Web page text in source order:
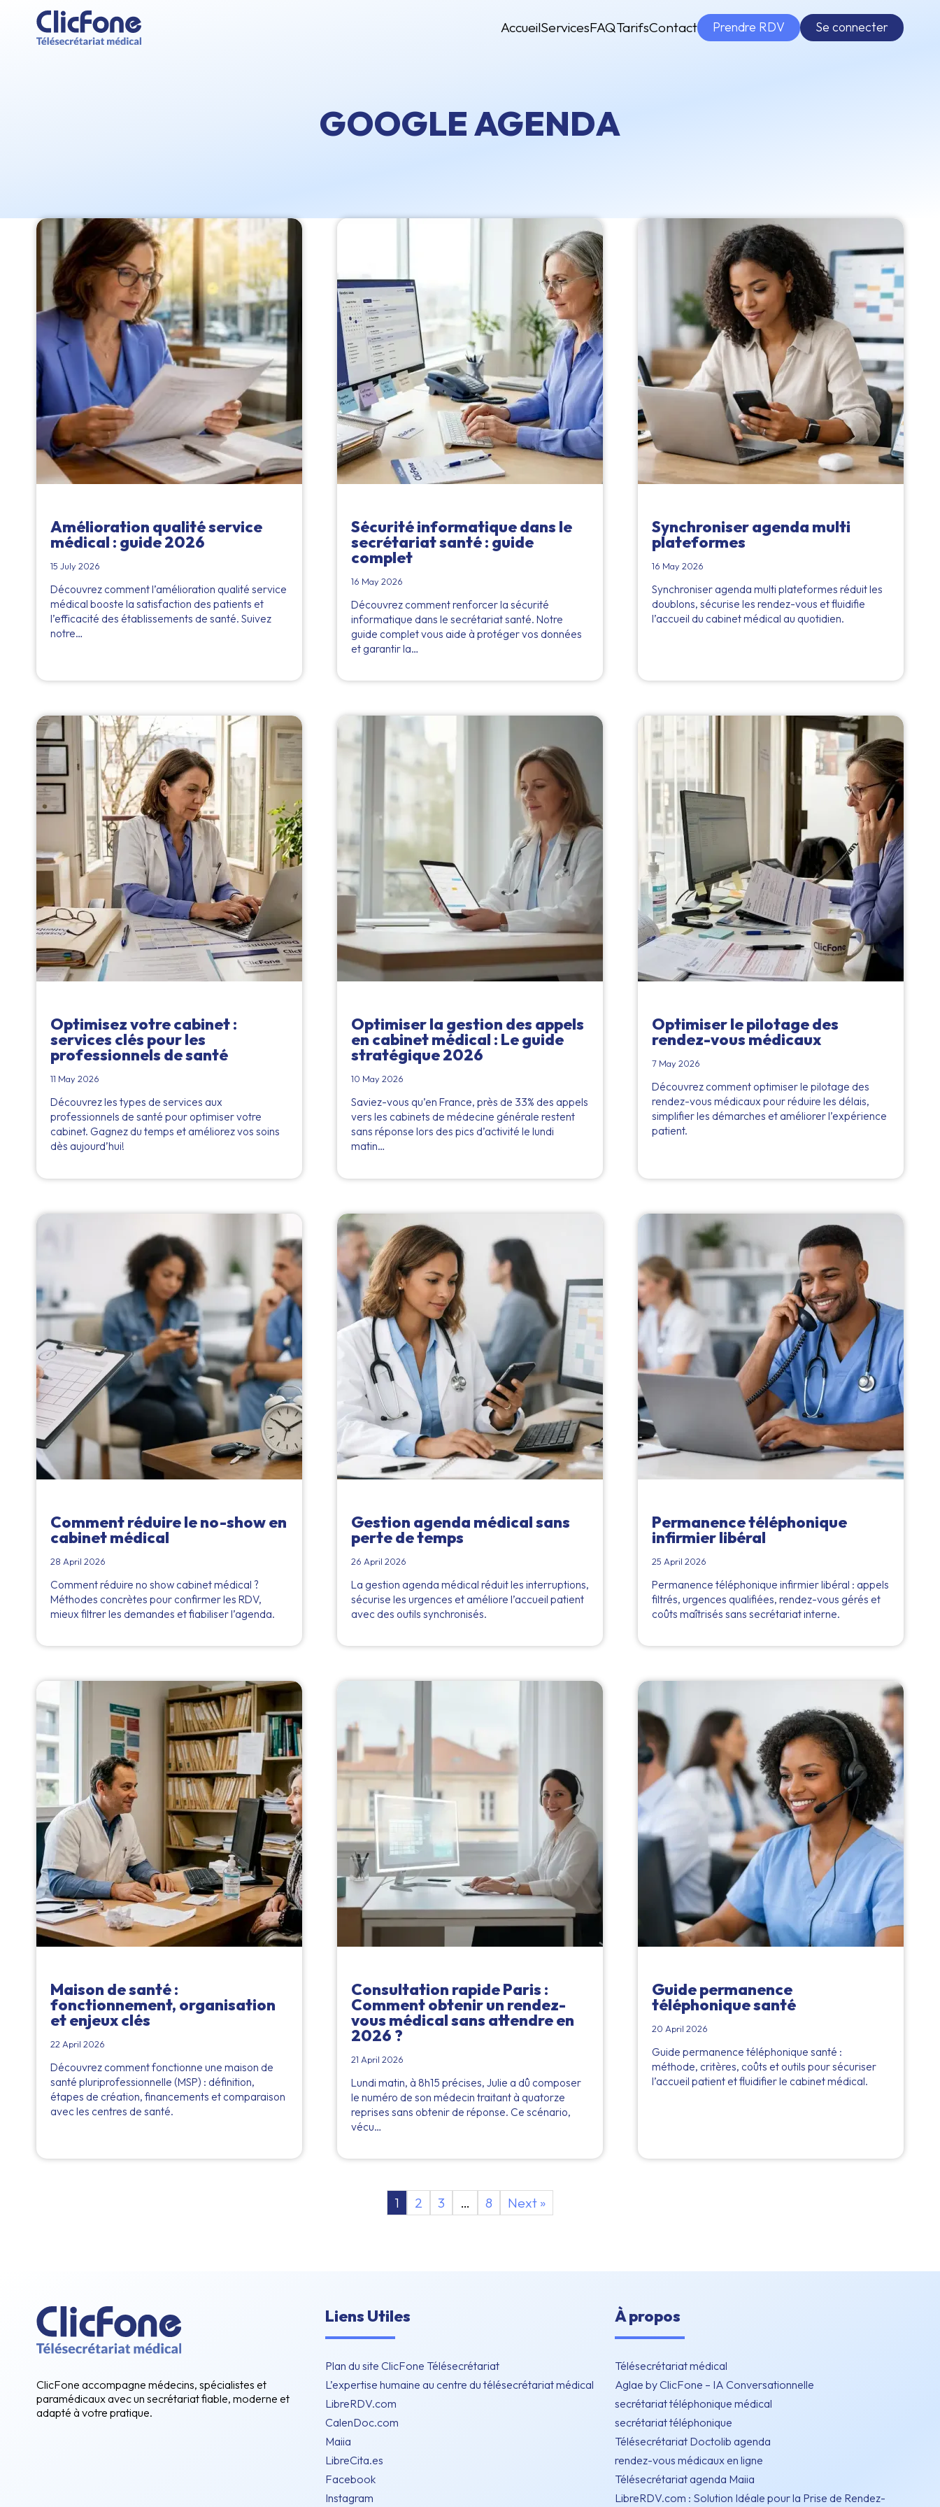
AccueilServicesFAQTarifsContact Prendre RDV Se connecter
GOOGLE AGENDA
Amélioration qualité service
médical : guide 2026
15 July 2026
Découvrez comment l’amélioration qualité service
médical booste la satisfaction des patients et
l’efficacité des établissements de santé. Suivez
notre…
Sécurité informatique dans le
secrétariat santé : guide
complet
16 May 2026
Découvrez comment renforcer la sécurité
informatique dans le secrétariat santé. Notre
guide complet vous aide à protéger vos données
et garantir la…
Synchroniser agenda multi
plateformes
16 May 2026
Synchroniser agenda multi plateformes réduit les
doublons, sécurise les rendez-vous et fluidifie
l’accueil du cabinet médical au quotidien.
Optimisez votre cabinet :
services clés pour les
professionnels de santé
11 May 2026
Découvrez les types de services aux
professionnels de santé pour optimiser votre
cabinet. Gagnez du temps et améliorez vos soins
dès aujourd’hui!
Optimiser la gestion des appels
en cabinet médical : Le guide
stratégique 2026
10 May 2026
Saviez-vous qu’en France, près de 33% des appels
vers les cabinets de médecine générale restent
sans réponse lors des pics d’activité le lundi
matin…
Optimiser le pilotage des
rendez-vous médicaux
7 May 2026
Découvrez comment optimiser le pilotage des
rendez-vous médicaux pour réduire les délais,
simplifier les démarches et améliorer l’expérience
patient.
Comment réduire le no-show en
cabinet médical
28 April 2026
Comment réduire no show cabinet médical ?
Méthodes concrètes pour confirmer les RDV,
mieux filtrer les demandes et fiabiliser l’agenda.
Gestion agenda médical sans
perte de temps
26 April 2026
La gestion agenda médical réduit les interruptions,
sécurise les urgences et améliore l’accueil patient
avec des outils synchronisés.
Permanence téléphonique
infirmier libéral
25 April 2026
Permanence téléphonique infirmier libéral : appels
filtrés, urgences qualifiées, rendez-vous gérés et
coûts maîtrisés sans secrétariat interne.
Maison de santé :
fonctionnement, organisation
et enjeux clés
22 April 2026
Découvrez comment fonctionne une maison de
santé pluriprofessionnelle (MSP) : définition,
étapes de création, financements et comparaison
avec les centres de santé.
Consultation rapide Paris :
Comment obtenir un rendez-
vous médical sans attendre en
2026 ?
21 April 2026
Lundi matin, à 8h15 précises, Julie a dû composer
le numéro de son médecin traitant à quatorze
reprises sans obtenir de réponse. Ce scénario,
vécu…
Guide permanence
téléphonique santé
20 April 2026
Guide permanence téléphonique santé :
méthode, critères, coûts et outils pour sécuriser
l’accueil patient et fluidifier le cabinet médical.
1 2 3 … 8 Next »
ClicFone accompagne médecins, spécialistes et
paramédicaux avec un secrétariat fiable, moderne et
adapté à votre pratique.
Liens Utiles
Plan du site ClicFone Télésecrétariat
L’expertise humaine au centre du télésecrétariat médical
LibreRDV.com
CalenDoc.com
Maiia
LibreCita.es
Facebook
Instagram
À propos
Télésecrétariat médical
Aglae by ClicFone – IA Conversationnelle
secrétariat téléphonique médical
secrétariat téléphonique
Télésecrétariat Doctolib agenda
rendez-vous médicaux en ligne
Télésecrétariat agenda Maiia
LibreRDV.com : Solution Idéale pour la Prise de Rendez-